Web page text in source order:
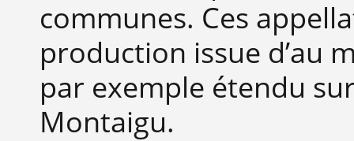
communes. Ces
production issue d’au
par exemple étendu
Montaigu.